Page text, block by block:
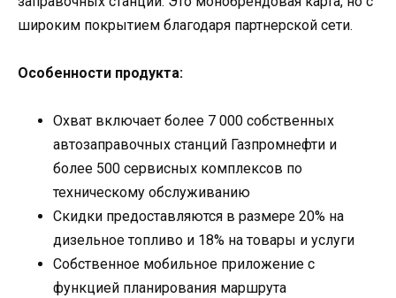
широким покрытием благодаря партнерской сети.
Особенности продукта:
Охват включает более 7 000 собственных
автозаправочных станций Газпромнефти и
более 500 сервисных комплексов по
техническому обслуживанию
Скидки предоставляются в размере 20% на
дизельное топливо и 18% на товары и услуги
Собственное мобильное приложение с
функцией планирования маршрута